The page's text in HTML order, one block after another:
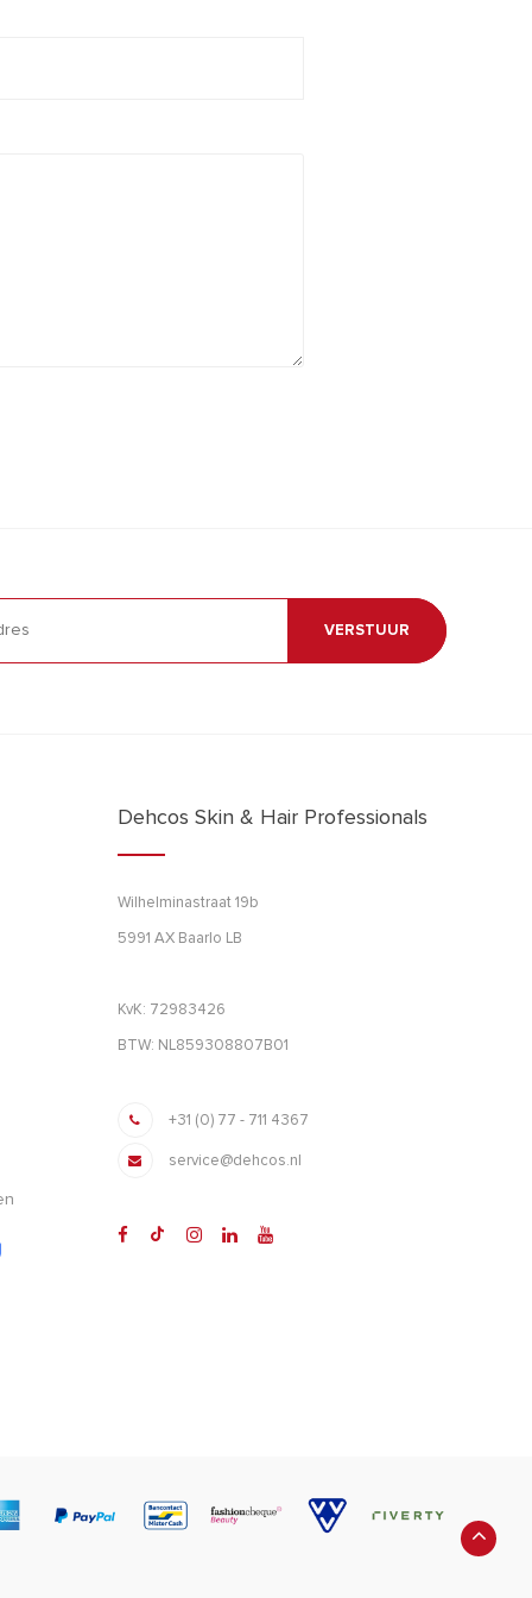
VERSTUUR
Dehcos Skin & Hair Professionals
Wilhelminastraat 19b
5991 AX Baarlo LB
KvK: 72983426
BTW: NL859308807B01
+31 (0) 77 - 711 4367
service@dehcos.nl